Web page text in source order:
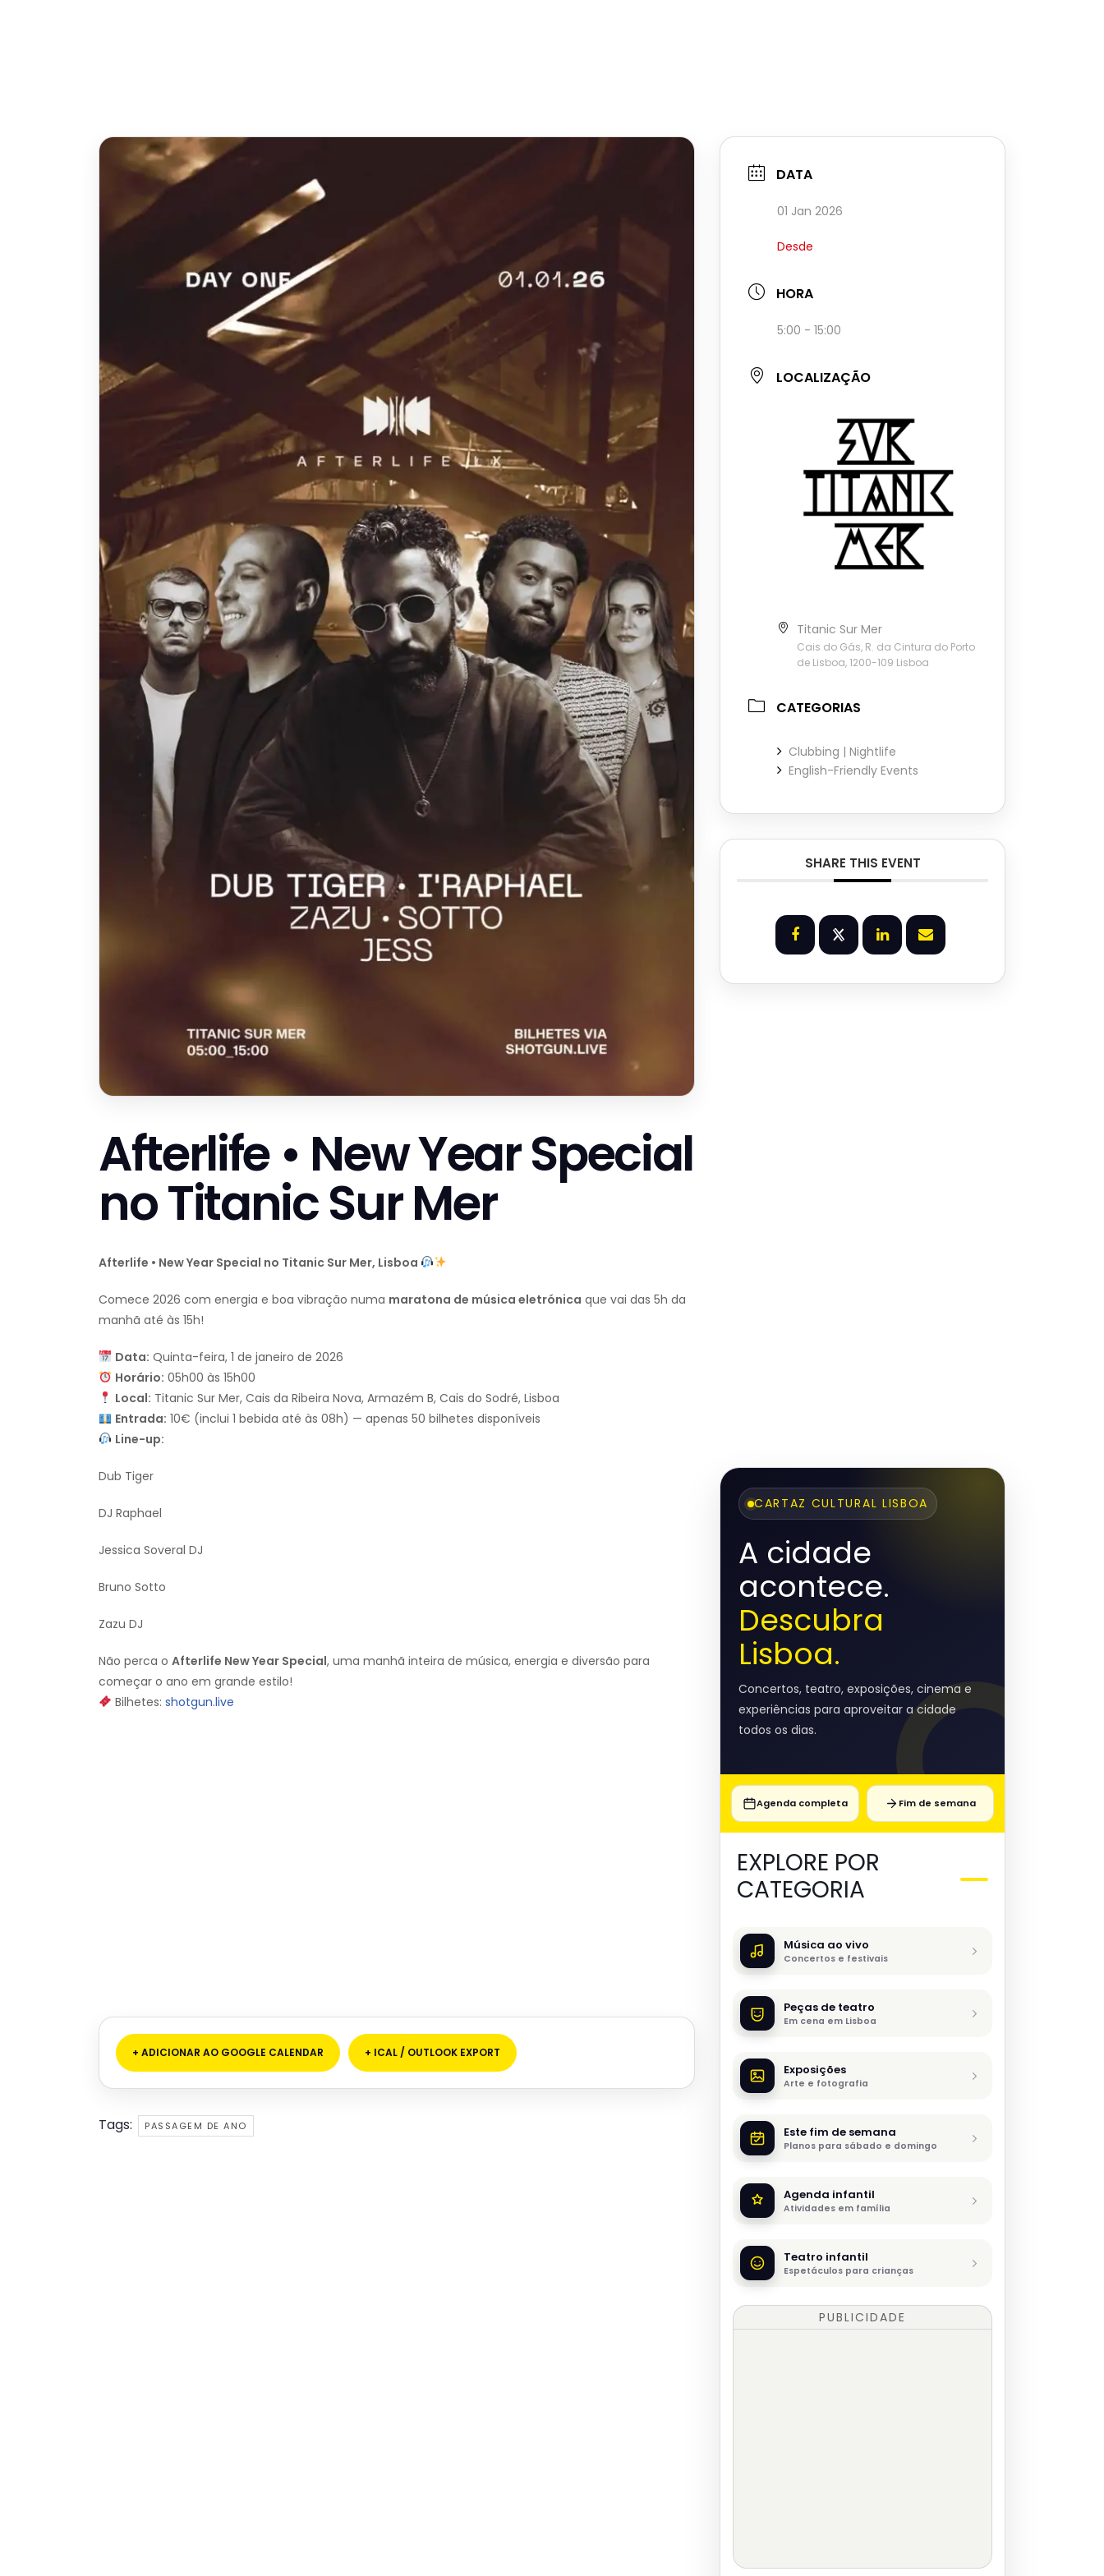
Afterlife • New Year Special
no Titanic Sur Mer
Afterlife • New Year Special no Titanic Sur Mer, Lisboa
Comece 2026 com energia e boa vibração numa maratona de música eletrónica que vai das 5h da
manhã até às 15h!
Data: Quinta-feira, 1 de janeiro de 2026
Horário: 05h00 às 15h00
Local: Titanic Sur Mer, Cais da Ribeira Nova, Armazém B, Cais do Sodré, Lisboa
Entrada: 10€ (inclui 1 bebida até às 08h) — apenas 50 bilhetes disponíveis
Line-up:
Dub Tiger
DJ Raphael
Jessica Soveral DJ
Bruno Sotto
Zazu DJ
Não perca o Afterlife New Year Special, uma manhã inteira de música, energia e diversão para
começar o ano em grande estilo!
Bilhetes: shotgun.live
+ ADICIONAR AO GOOGLE CALENDAR + ICAL / OUTLOOK EXPORT
Tags: PASSAGEM DE ANO
DATA
01 Jan 2026
Desde
HORA
5:00 - 15:00
LOCALIZAÇÃO
Titanic Sur Mer
Cais do Gás, R. da Cintura do Porto
de Lisboa, 1200-109 Lisboa
CATEGORIAS
Clubbing | Nightlife
English-Friendly Events
SHARE THIS EVENT
CARTAZ CULTURAL LISBOA
A cidade
acontece.
Descubra
Lisboa.
Concertos, teatro, exposições, cinema e
experiências para aproveitar a cidade
todos os dias.
Agenda completa Fim de semana
EXPLORE POR
CATEGORIA
Música ao vivo
Concertos e festivais
Peças de teatro
Em cena em Lisboa
Exposições
Arte e fotografia
Este fim de semana
Planos para sábado e domingo
Agenda infantil
Atividades em família
Teatro infantil
Espetáculos para crianças
PUBLICIDADE